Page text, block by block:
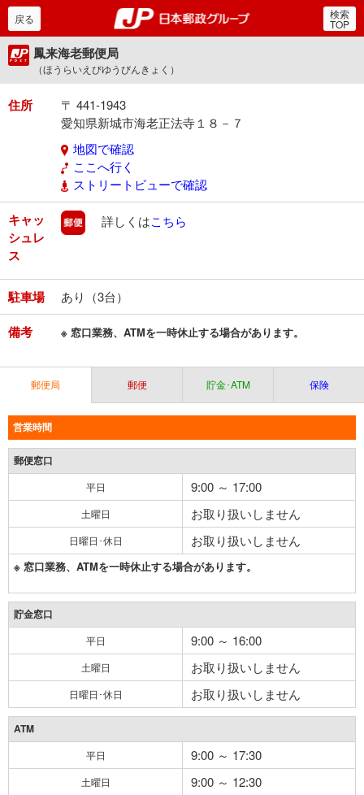
郵便局・日本郵政グルー
戻る 検索
TOP
鳳来海老郵便局
（ほうらいえびゆうびんきょく）
住所
〒 441-1943
愛知県新城市海老正法寺１８－７
地図で確認
ここへ行く
ストリートビューで確認
キャッ
シュレ
ス
郵便
詳しくはこちら
駐車場 あり（3台）
備考 ※ 窓口業務、ATMを一時休止する場合があります。
郵便局 郵便 貯金･ATM 保険
営業時間
郵便窓口
平日 9:00 ～ 17:00
土曜日 お取り扱いしません
日曜日･休日 お取り扱いしません
※ 窓口業務、ATMを一時休止する場合があります。
貯金窓口
平日 9:00 ～ 16:00
土曜日 お取り扱いしません
日曜日･休日 お取り扱いしません
ATM
平日 9:00 ～ 17:30
土曜日 9:00 ～ 12:30